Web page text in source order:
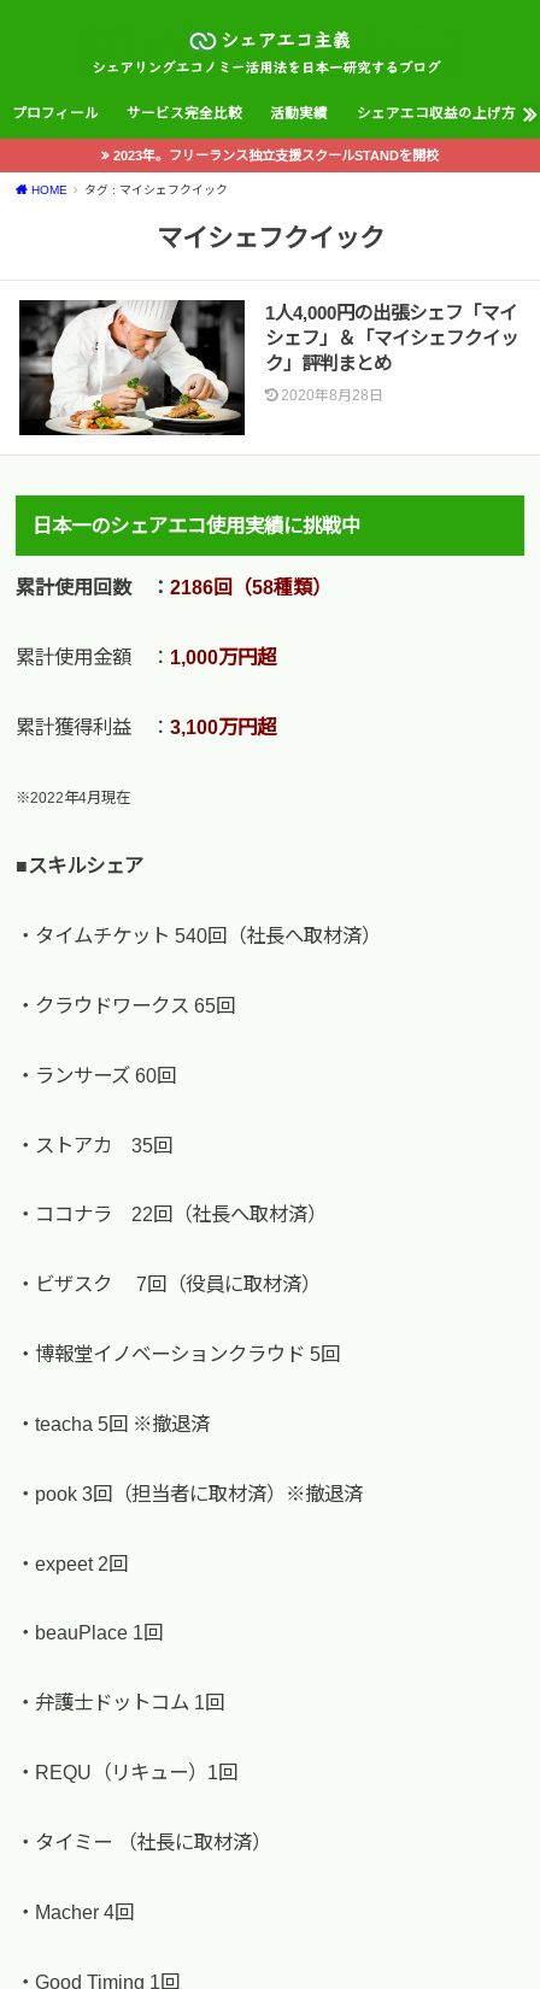
プロフィール サービス完全比較 活動実績 シェアエコ収益の上げ方
2023年。フリーランス独立支援スクールSTANDを開校
HOME タグ : マイシェフクイック
マイシェフクイック
1人4,000円の出張シェフ「マイ
シェフ」＆「マイシェフクイッ
ク」評判まとめ
2020年8月28日
日本一のシェアエコ使用実績に挑戦中
累計使用回数 ：2186回（58種類）
累計使用金額 ： 1,000万円超
累計獲得利益 ：3,100万円超
※2022年4月現在
■スキルシェア
・タイムチケット 540回（社長へ取材済）
・クラウドワークス 65回
・ランサーズ 60回
・ストアカ 35回
・ココナラ 22回（社長へ取材済）
・ビザスク 7回（役員に取材済）
・博報堂イノベーションクラウド 5回
・teacha 5回 ※撤退済
・pook 3回（担当者に取材済）※撤退済
・expeet 2回
・beauPlace 1回
・弁護士ドットコム 1回
・REQU（リキュー）1回
・タイミー （社長に取材済）
・Macher 4回
・Good Timing 1回